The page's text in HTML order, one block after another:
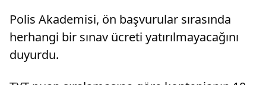
Polis Akademisi, ön başvurular sırasında
herhangi bir sınav ücreti yatırılmayacağını
duyurdu.